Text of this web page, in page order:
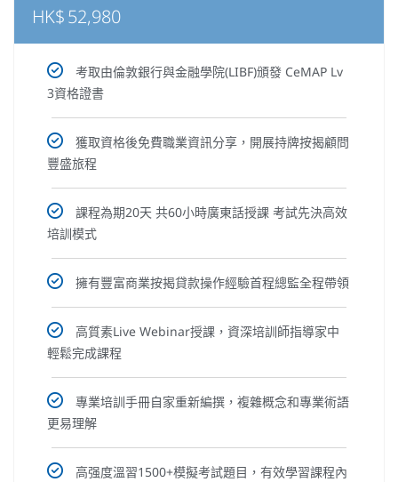
HK$52,980
考取由倫敦銀行與金融學院(LIBF)頒發 CeMAP Lv
3資格證書
獲取資格後免費職業資訊分享，開展持牌按揭顧問
豐盛旅程
課程為期20天 共60小時廣東話授課 考試先決高效
培訓模式
擁有豐富商業按揭貸款操作經驗首程總監全程帶領
高質素Live Webinar授課，資深培訓師指導家中
輕鬆完成課程
專業培訓手冊自家重新編撰，複雜概念和專業術語
更易理解
高强度溫習1500+模擬考試題目，有效學習課程內